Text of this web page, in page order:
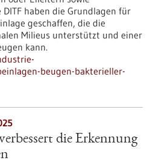
haben die Grundlagen für
geschaffen, die die
Milieus unterstützt und einer
kann.
beugen-bakterieller-
die Erkennung